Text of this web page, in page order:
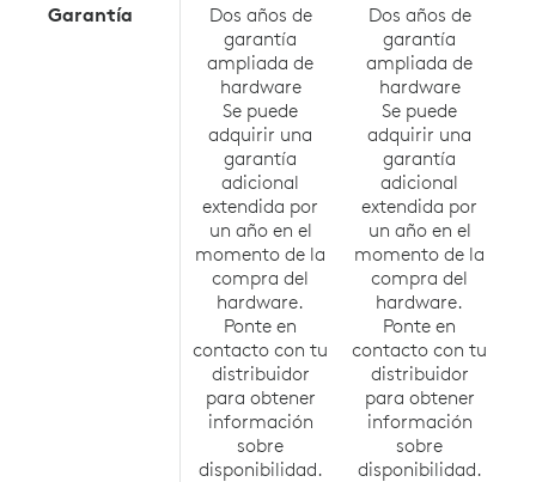
Garantía
Dos años de
garantía
ampliada de
hardware
Se puede
adquirir una
garantía
adicional
extendida por
un año en el
momento de la
compra del
hardware.
Ponte en
contacto con tu
distribuidor
para obtener
información
sobre
disponibilidad.
Dos años de
garantía
ampliada de
hardware
Se puede
adquirir una
garantía
adicional
extendida por
un año en el
momento de la
compra del
hardware.
Ponte en
contacto con tu
distribuidor
para obtener
información
sobre
disponibilidad.